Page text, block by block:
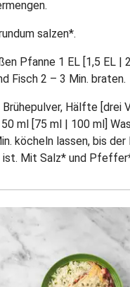
salzen*.
Pfanne 1 EL [1,5 EL |
Fisch 2 – 3 Min. braten.
Brühepulver, Hälfte [drei
50 ml [75 ml | 100 ml]
köcheln lassen, bis der
ist. Mit Salz* und